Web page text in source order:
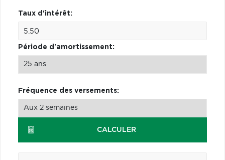
Taux d'intérêt:
Période d'amortissement:
Fréquence des versements:
CALCULER